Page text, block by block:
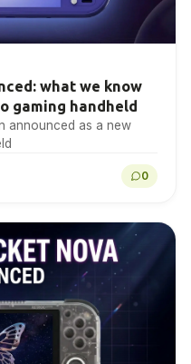
what we know
gaming handheld
announced as a new
0